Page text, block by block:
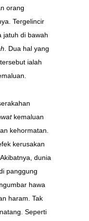
orang
Tergelincir
jatuh di bawah
. Dua hal yang
ialah
kemaluan
kehormatan.
kerusakan
dunia
panggung
hawa
haram. Tak
Seperti